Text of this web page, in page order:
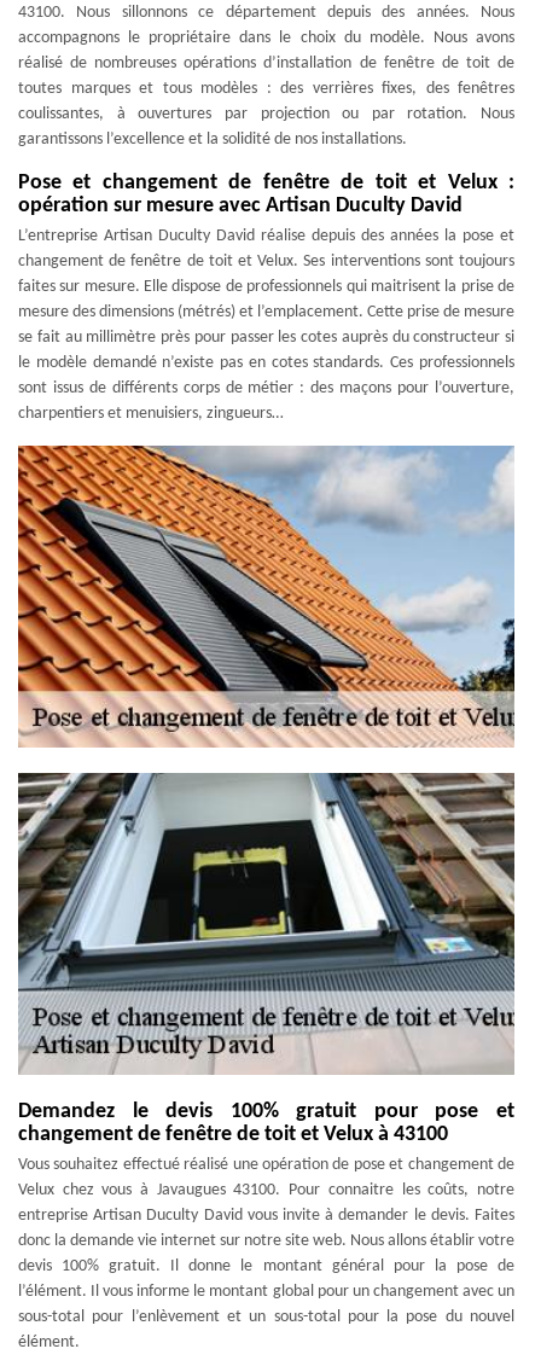
43100. Nous sillonnons ce département depuis des années. Nous
accompagnons le propriétaire dans le choix du modèle. Nous avons
réalisé de nombreuses opérations d’installation de fenêtre de toit de
toutes marques et tous modèles : des verrières fixes, des fenêtres
coulissantes, à ouvertures par projection ou par rotation. Nous
garantissons l’excellence et la solidité de nos installations.
Pose et changement de fenêtre de toit et Velux :
opération sur mesure avec Artisan Duculty David
L’entreprise Artisan Duculty David réalise depuis des années la pose et
changement de fenêtre de toit et Velux. Ses interventions sont toujours
faites sur mesure. Elle dispose de professionnels qui maitrisent la prise de
mesure des dimensions (métrés) et l’emplacement. Cette prise de mesure
se fait au millimètre près pour passer les cotes auprès du constructeur si
le modèle demandé n’existe pas en cotes standards. Ces professionnels
sont issus de différents corps de métier : des maçons pour l’ouverture,
charpentiers et menuisiers, zingueurs…
Demandez le devis 100% gratuit pour pose et
changement de fenêtre de toit et Velux à 43100
Vous souhaitez effectué réalisé une opération de pose et changement de
Velux chez vous à Javaugues 43100. Pour connaitre les coûts, notre
entreprise Artisan Duculty David vous invite à demander le devis. Faites
donc la demande vie internet sur notre site web. Nous allons établir votre
devis 100% gratuit. Il donne le montant général pour la pose de
l’élément. Il vous informe le montant global pour un changement avec un
sous-total pour l’enlèvement et un sous-total pour la pose du nouvel
élément.